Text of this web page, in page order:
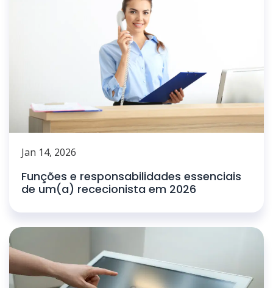
Jan 14, 2026
Funções e responsabilidades essenciais
de um(a) rececionista em 2026